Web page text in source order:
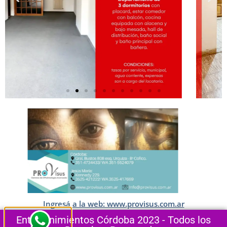
Ingresá a la web: www.provisus.com.ar
Entretenimientos Córdoba 2023 - Todos los